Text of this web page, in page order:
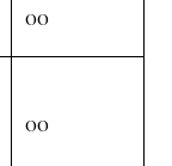
00
00